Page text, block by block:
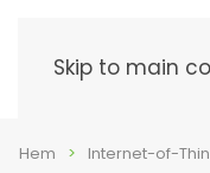
Skip to main
Hem Internet-of-